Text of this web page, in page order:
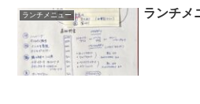
ランチメニュー ランチメ